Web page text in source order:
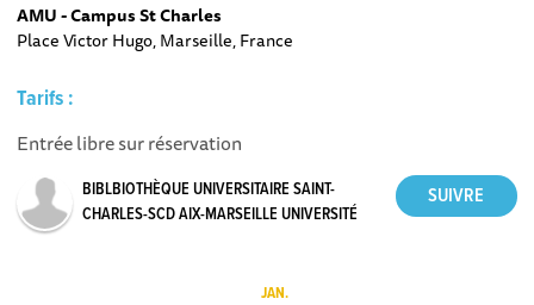
AMU - Campus St Charles
Place Victor Hugo, Marseille, France
Tarifs :
Entrée libre sur réservation
BIBLBIOTHÈQUE UNIVERSITAIRE SAINT-
CHARLES-SCD AIX-MARSEILLE UNIVERSITÉ
JAN.